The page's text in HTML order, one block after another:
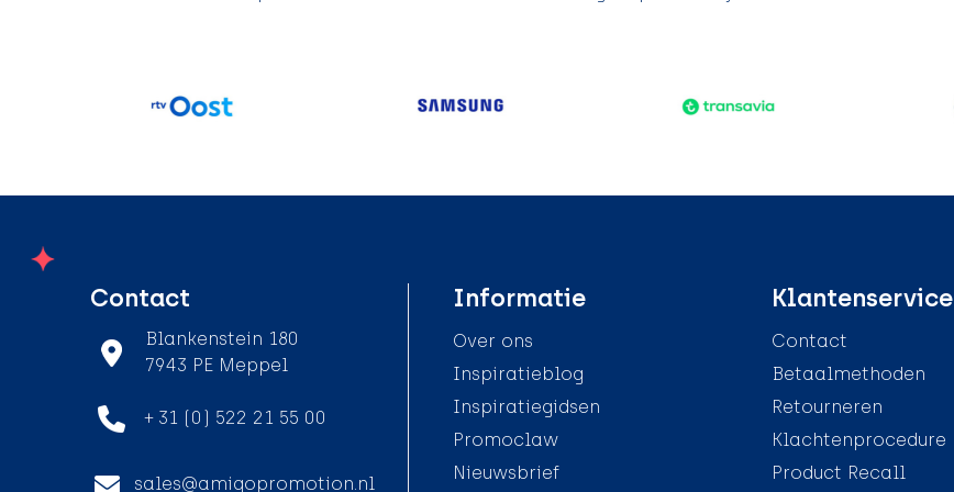
Contact
Blankenstein 180
7943 PE Meppel
+ 31 (0) 522 21 55 00
sales@amigopromotion.nl
Informatie
Over ons
Inspiratieblog
Inspiratiegidsen
Promoclaw
Nieuwsbrief
Klantenservice
Contact
Betaalmethoden
Retourneren
Klachtenprocedure
Product Recall